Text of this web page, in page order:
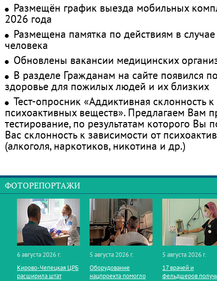
Размещён график выезда мобильных
2026 года
Размещена памятка по действиям в
человека
Обновлены вакансии медицинских
В разделе Гражданам на сайте появился
здоровье для пожилых людей и их близких
Тест-опросник «Аддиктивная склонность
психоактивных веществ». Предлагаем Вам
тестирование, по результатам которого Вы
Вас склонность к зависимости от
(алкоголя, наркотиков, никотина и др.)
ФОТОРЕПОРТАЖИ
6 августа 2026 г.
Кирово‑Чепецкая ЦРБ
расширила штат
5 августа 2026 г.
Оборудование
нацпроекта помогло
5 августа 2026 г.
17 врачей и
фельдшеров